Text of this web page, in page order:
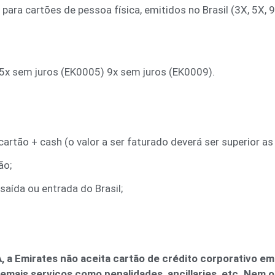
cartões de pessoa física, emitidos no Brasil (3X, 5X,
sem juros (EK0005) 9x sem juros (EK0009).
+ cash (o valor a ser faturado deverá ser superior
ou entrada do Brasil;
a Emirates não aceita cartão de crédito corporativo